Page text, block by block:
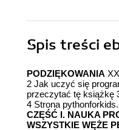
Spis treści
PODZIĘKOWANIA XX
2 Jak uczyć się
przeczytać tę książkę
4 Strona
CZĘŚĆ I. NAUKA
WSZYSTKIE WĘŻE